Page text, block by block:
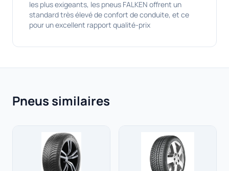
les plus exigeants, les pneus FALKEN offrent un
standard très élevé de confort de conduite, et ce
pour un excellent rapport qualité-prix
Pneus similaires